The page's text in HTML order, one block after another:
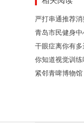
严打串通推荐
青岛市民健身中
干眼症离你有
你知道视觉训